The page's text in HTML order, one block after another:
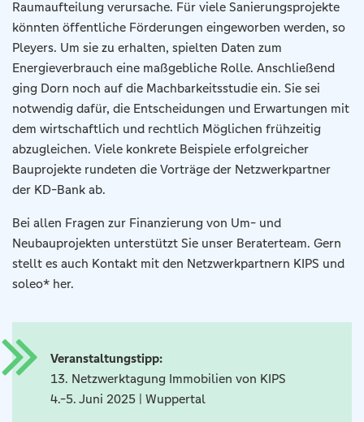
Raumaufteilung verursache. Für viele Sanierungsprojekte
könnten öffentliche Förderungen eingeworben werden, so
Pleyers. Um sie zu erhalten, spielten Daten zum
Energieverbrauch eine maßgebliche Rolle. Anschließend
ging Dorn noch auf die Machbarkeitsstudie ein. Sie sei
notwendig dafür, die Entscheidungen und Erwartungen mit
dem wirtschaftlich und rechtlich Möglichen frühzeitig
abzugleichen. Viele konkrete Beispiele erfolgreicher
Bauprojekte rundeten die Vorträge der Netzwerkpartner
der KD-Bank ab.
Bei allen Fragen zur Finanzierung von Um- und
Neubauprojekten unterstützt Sie unser Beraterteam. Gern
stellt es auch Kontakt mit den Netzwerkpartnern KIPS und
soleo* her.
Veranstaltungstipp:
13. Netzwerktagung Immobilien von KIPS
4.-5. Juni 2025 | Wuppertal